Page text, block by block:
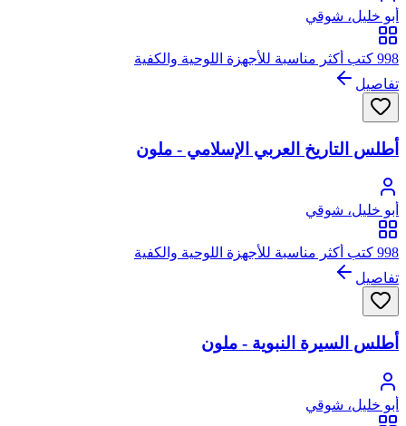
أبو خليل، شوقي
998 كتب أكثر مناسبة للأجهزة اللوحية والكفية
تفاصيل
أطلس التاريخ العربي الإسلامي - ملون
أبو خليل، شوقي
998 كتب أكثر مناسبة للأجهزة اللوحية والكفية
تفاصيل
أطلس السيرة النبوية - ملون
أبو خليل، شوقي